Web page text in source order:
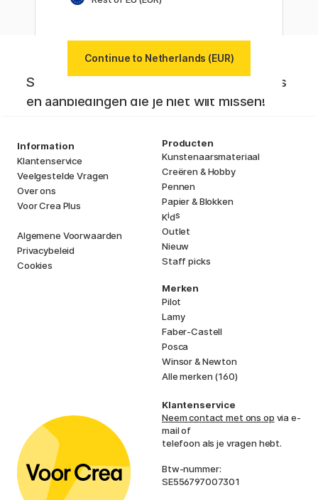
Schrijf je in voor onze nieuwsbrief. Nieuws
en aanbiedingen die je niet wilt missen!
Information
Klantenservice
Veelgestelde Vragen
Over ons
Voor Crea Plus
Algemene Voorwaarden
Privacybeleid
Cookies
Producten
Kunstenaarsmateriaal
Creëren & Hobby
Pennen
Papier & Blokken
Kids
Outlet
Nieuw
Staff picks
Merken
Pilot
Lamy
Faber-Castell
Posca
Winsor & Newton
Alle merken (160)
Klantenservice
Neem contact met ons op via e-
mail of
telefoon als je vragen hebt.
Btw-nummer:
SE556797007301
Continue to Netherlands (EUR)